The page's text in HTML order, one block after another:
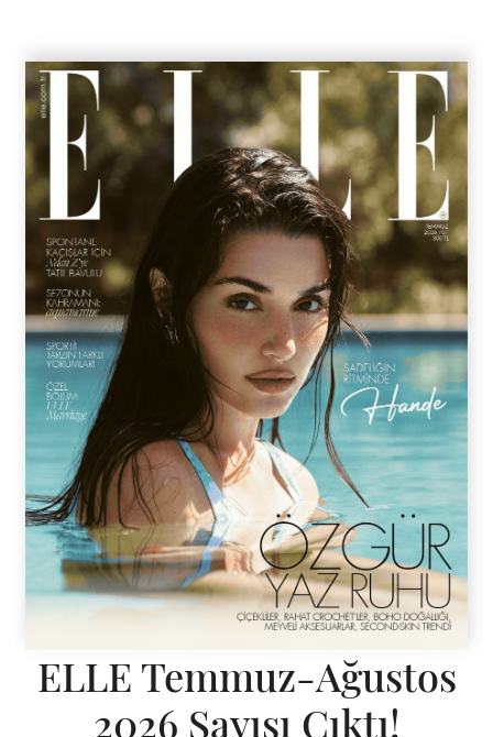
ELLE Temmuz-Ağustos
2026 Sayısı Çıktı!